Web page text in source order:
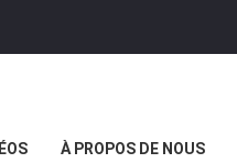
À PROPOS DE NOUS